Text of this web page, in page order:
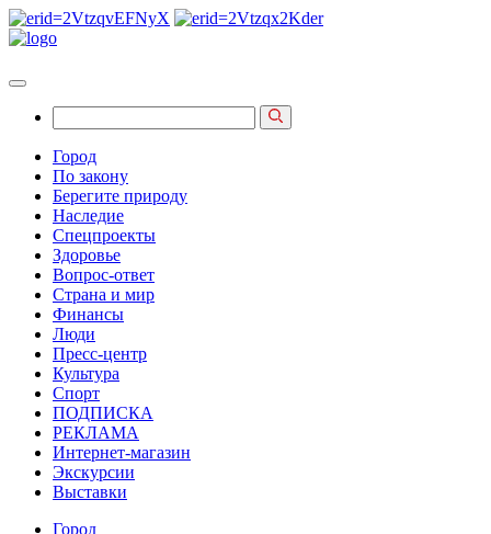
Город
По закону
Берегите природу
Наследие
Спецпроекты
Здоровье
Вопрос-ответ
Страна и мир
Финансы
Люди
Пресс-центр
Культура
Спорт
ПОДПИСКА
РЕКЛАМА
Интернет-магазин
Экскурсии
Выставки
Город